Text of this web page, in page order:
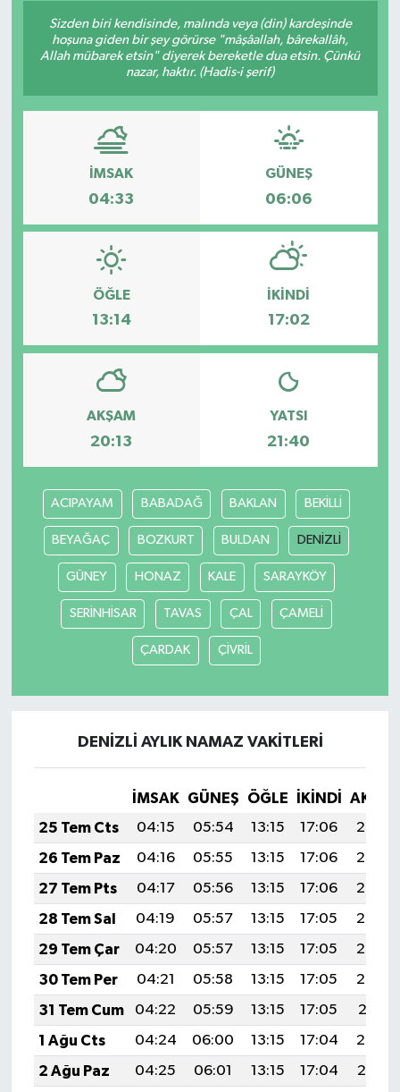
Sizden biri kendisinde, malında veya (din) kardeşinde
hoşuna giden bir şey görürse "mâşâallah, bârekallâh,
Allah mübarek etsin" diyerek bereketle dua etsin. Çünkü
nazar, haktır. (Hadis-i şerif)
İMSAK
04:33
GÜNEŞ
06:06
ÖĞLE
13:14
İKINDI
17:02
AKŞAM
20:13
YATSI
21:40
ACIPAYAM BABADAĞ BAKLAN BEKİLLİ
BEYAĞAÇ BOZKURT BULDAN DENİZLİ
GÜNEY HONAZ KALE SARAYKÖY
SERİNHİSAR TAVAS ÇAL ÇAMELİ
ÇARDAK ÇİVRİL
DENİZLİ AYLIK NAMAZ VAKITLERI
İMSAK GÜNEŞ ÖĞLE İKINDI
25 Tem Cts
04:15 05:54 13:15 17:06
20:26
26 Tem Paz
04:16 05:55 13:15 17:06
20:26
27 Tem Pts
04:17 05:56 13:15 17:06
20:25
28 Tem Sal
04:19 05:57 13:15 17:05
20:24
29 Tem Çar
04:20 05:57 13:15 17:05
20:23
30 Tem Per
04:21 05:58 13:15 17:05
20:22
31 Tem Cum
04:22 05:59 13:15 17:05
20:21
1 Ağu Cts
04:24 06:00 13:15 17:04
20:20
2 Ağu Paz
04:25 06:01 13:15 17:04
20:19
Siyaset
Vefat Edenler
Video Galeri